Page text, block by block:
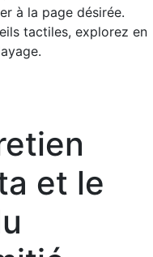
à la page désirée.
tactiles, explorez en
et le